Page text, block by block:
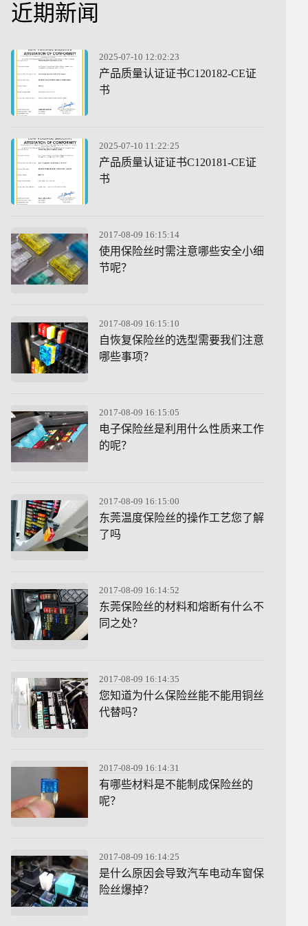
近期新闻
2025-07-10 12:02:23
产品质量认证证书C120182-CE证
书
2025-07-10 11:22:25
产品质量认证证书C120181-CE证
书
2017-08-09 16:15:14
使用保险丝时需注意哪些安全小细
节呢？
2017-08-09 16:15:10
自恢复保险丝的选型需要我们注意
哪些事项？
2017-08-09 16:15:05
电子保险丝是利用什么性质来工作
的呢？
2017-08-09 16:15:00
东莞温度保险丝的操作工艺您了解
了吗
2017-08-09 16:14:52
东莞保险丝的材料和熔断有什么不
同之处？
2017-08-09 16:14:35
您知道为什么保险丝能不能用铜丝
代替吗？
2017-08-09 16:14:31
有哪些材料是不能制成保险丝的
呢？
2017-08-09 16:14:25
是什么原因会导致汽车电动车窗保
险丝爆掉？